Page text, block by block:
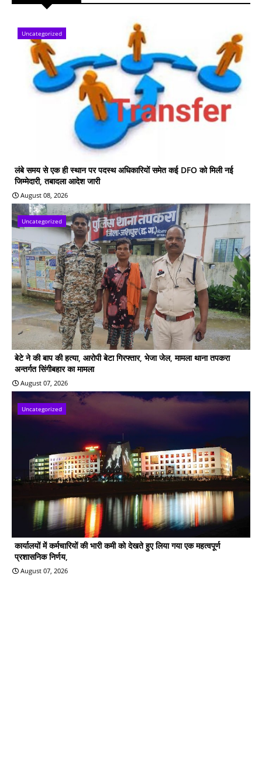
Uncategorized
लंबे समय से एक ही स्थान पर पदस्थ अधिकारियों समेत कई DFO को मिली नई
जिम्मेदारी, तबादला आदेश जारी
August 08, 2026
Uncategorized
बेटे ने की बाप की हत्या, आरोपी बेटा गिरफ्तार, भेजा जेल, मामला थाना तपकरा
अन्तर्गत सिंगीबहार का मामला
August 07, 2026
Uncategorized
कार्यालयों में कर्मचारियों की भारी कमी को देखते हुए लिया गया एक महत्वपूर्ण
प्रशासनिक निर्णय,
August 07, 2026